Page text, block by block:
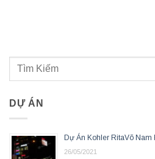
DỰ ÁN
Dự Án Kohler RitaVõ Nam
26/05/2021